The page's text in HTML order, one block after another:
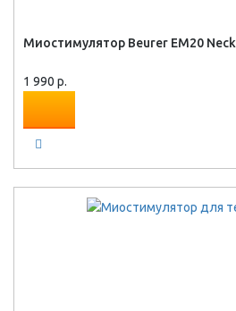
Миостимулятор Beurer EM20 Neck
1 990 р.